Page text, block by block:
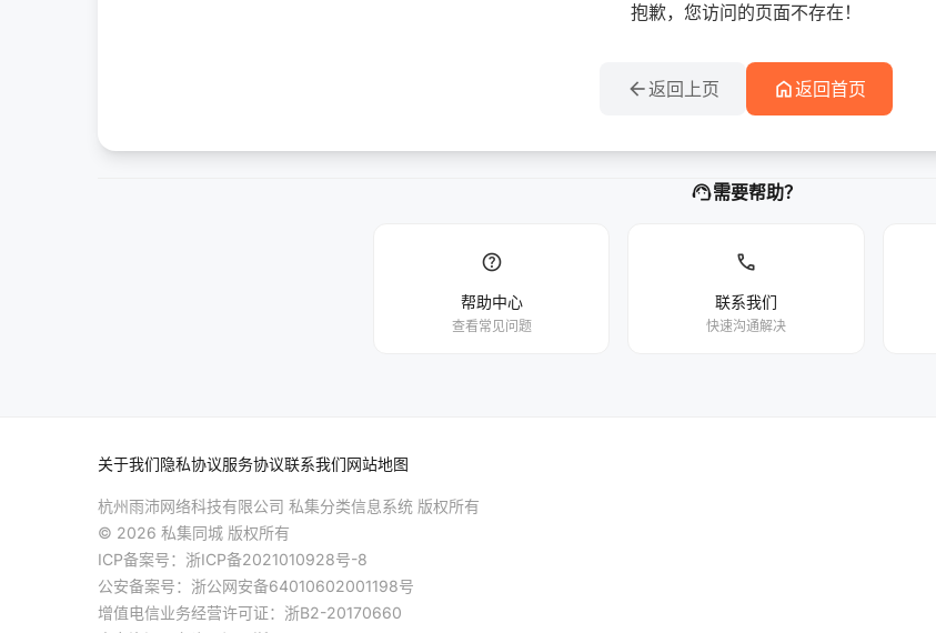
抱歉，您访问的页面不存在！
arrow_back返回上页 home返回首页
support_agent需要帮助？
help
帮助中心
查看常见问题
phone
联系我们
快速沟通解决
关于我们隐私协议服务协议联系我们网站地图
杭州雨沛网络科技有限公司 私集分类信息系统 版权所有
© 2026 私集同城 版权所有
ICP备案号： 浙ICP备2021010928号-8
公安备案号： 浙公网安备64010602001198号
增值电信业务经营许可证：浙B2-20170660